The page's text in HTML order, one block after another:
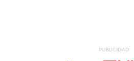
PUBLICIDAD